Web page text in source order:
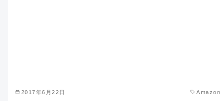
2017年6月22日 Amazon